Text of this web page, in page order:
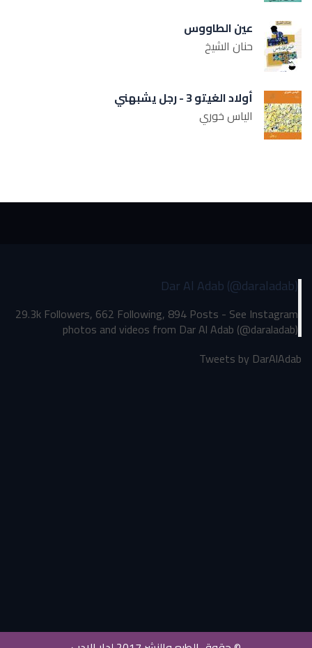
عين الطاووس
حنان الشيخ
أولاد الغيتو 3 - رجل يشبهني
الياس خوري
Dar Al Adab (@daraladab)
29.3k Followers, 662 Following, 894 Posts - See Instagram
photos and videos from Dar Al Adab (@daraladab)
Tweets by DarAlAdab